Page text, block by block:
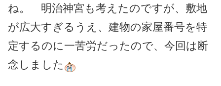
ね。 明治神宮も考えたのですが、敷地
が広大すぎるうえ、建物の家屋番号を特
定するのに一苦労だったので、今回は断
念しました